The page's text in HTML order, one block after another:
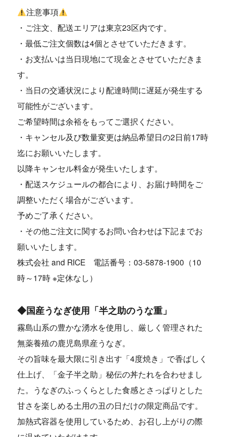
注意事項
・ご注文、配送エリアは東京23区内です。
・最低ご注文個数は4個とさせていただきます。
・お支払いは当日現地にて現金とさせていただきま
す。
・当日の交通状況により配達時間に遅延が発生する
可能性がございます。
ご希望時間は余裕をもってご選択ください。
・キャンセル及び数量変更は納品希望日の2日前17時
迄にお願いいたします。
以降キャンセル料金が発生いたします。
・配送スケジュールの都合により、お届け時間をご
調整いただく場合がございます。
予めご了承ください。
・その他ご注文に関するお問い合わせは下記までお
願いいたします。
株式会社 and RICE 電話番号：03-5878-1900（10
時～17時 ※定休なし）
◆国産うなぎ使用「半之助のうな重」
霧島山系の豊かな湧水を使用し、厳しく管理された
無薬養殖の鹿児島県産うなぎ。
その旨味を最大限に引き出す「4度焼き」で香ばしく
仕上げ、「金子半之助」秘伝の丼たれを合わせまし
た。うなぎのふっくらとした食感とさっぱりとした
甘さを楽しめる土用の丑の日だけの限定商品です。
加熱式容器を使用しているため、お召し上がりの際